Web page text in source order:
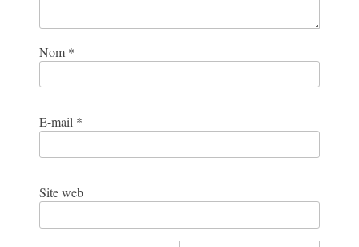
Nom *
E-mail *
Site web